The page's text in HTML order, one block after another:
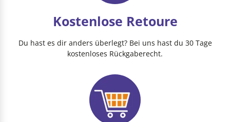
Kostenlose Retoure
Du hast es dir anders überlegt? Bei uns hast du 30 Tage
kostenloses Rückgaberecht.